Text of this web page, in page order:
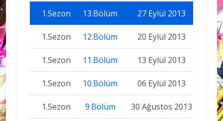
1.Sezon 13.Bölüm 27 Eylül 2013
1.Sezon 12.Bölüm 20 Eylül 2013
1.Sezon 11.Bölüm 13 Eylül 2013
1.Sezon 10.Bölüm 06 Eylül 2013
1.Sezon 9.Bölüm 30 Ağustos 2013